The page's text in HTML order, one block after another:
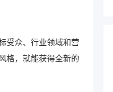
受众、行业领域和营
格，就能获得全新的